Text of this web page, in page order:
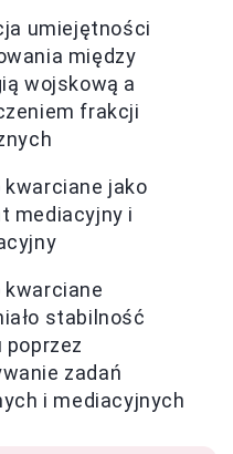
umiejętności
między
wojskową a
frakcji
kwarciane jako
mediacyjny i
kwarciane
stabilność
poprzez
zadań
i mediacyjnych